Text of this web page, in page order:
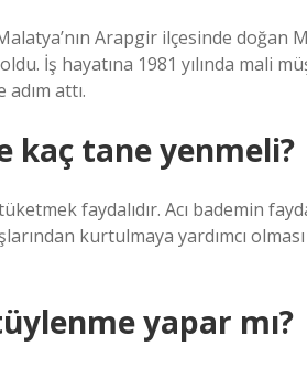
Arapgir ilçesinde doğan
İş hayatına 1981 yılında mali
attı.
kaç tane yenmeli?
faydalıdır. Acı bademin
kurtulmaya yardımcı
yapar mı?